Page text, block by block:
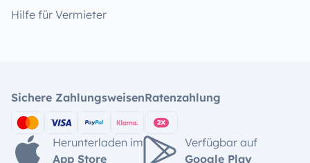
Hilfe für Vermieter
Sichere ZahlungsweisenRatenzahlung
Herunterladen im
App Store
Verfügbar auf
Google Play